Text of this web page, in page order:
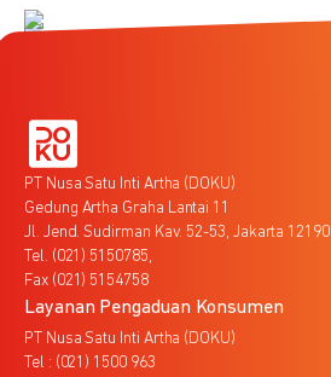
PT Nusa Satu Inti Artha (DOKU)
Gedung Artha Graha Lantai 11
Jl. Jend. Sudirman Kav. 52-53, Jakarta 12190
Tel. (021) 5150785,
Fax (021) 5154758
Layanan Pengaduan Konsumen
PT Nusa Satu Inti Artha (DOKU)
Tel : (021) 1500 963